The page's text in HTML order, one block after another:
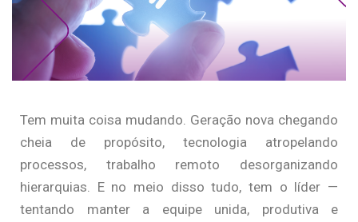
Tem muita coisa mudando. Geração nova chegando
cheia de propósito, tecnologia atropelando
processos, trabalho remoto desorganizando
hierarquias. E no meio disso tudo, tem o líder —
tentando manter a equipe unida, produtiva e